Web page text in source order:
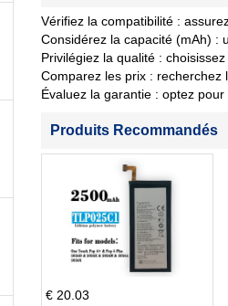
Vérifiez la compatibilité :
Considérez la capacité (mAh) :
Privilégiez la qualité :
Comparez les prix : recherchez
Évaluez la garantie : optez
Produits Recommandés
€ 20.03